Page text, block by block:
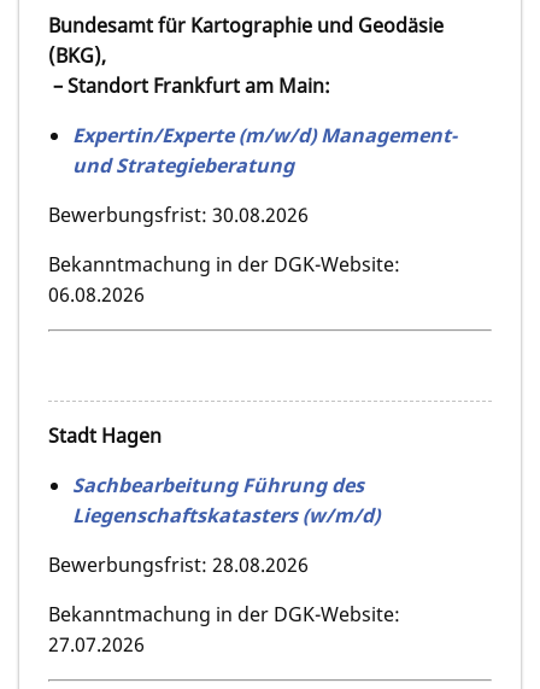
Bundesamt für Kartographie und Geodäsie
(BKG),
– Standort Frankfurt am Main:
Expertin/Experte (m/w/d) Management-
und Strategieberatung
Bewerbungsfrist: 30.08.2026
Bekanntmachung in der DGK-Website:
06.08.2026
Stadt Hagen
Sachbearbeitung Führung des
Liegenschaftskatasters (w/m/d)
Bewerbungsfrist: 28.08.2026
Bekanntmachung in der DGK-Website:
27.07.2026